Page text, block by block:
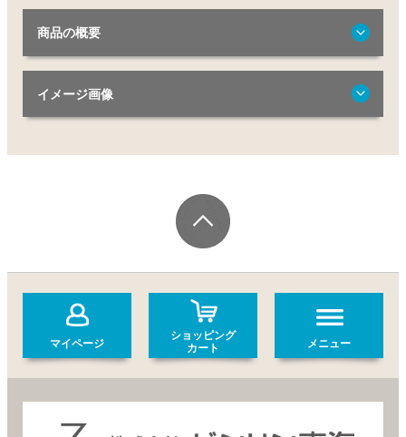
商品の概要
イメージ画像
マイページ
ショッピング
カート
メニュー